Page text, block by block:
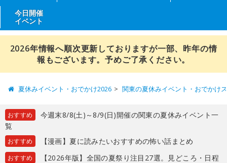
今日開催
イベント
2026年情報へ順次更新しておりますが一部、昨年の情
報もございます。予めご了承ください。
夏休みイベント・おでかけ2026 関東の夏休みイベント・おでかけ
おすすめ
今週末8/8(土)～8/9(日)開催の関東の夏休みイベント一
覧
おすすめ 【漫画】夏に読みたいおすすめの怖い話まとめ
おすすめ
【2026年版】全国の夏祭り注目27選。見どころ・日程